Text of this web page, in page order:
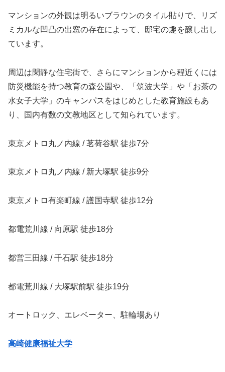
マンションの外観は明るいブラウンのタイル貼りで、リズ
ミカルな凹凸の出窓の存在によって、邸宅の趣を醸し出し
ています。
周辺は閑静な住宅街で、さらにマンションから程近くには
防災機能を持つ教育の森公園や、「筑波大学」や「お茶の
水女子大学」のキャンパスをはじめとした教育施設もあ
り、国内有数の文教地区として知られています。
東京メトロ丸ノ内線 / 茗荷谷駅 徒歩7分
東京メトロ丸ノ内線 / 新大塚駅 徒歩9分
東京メトロ有楽町線 / 護国寺駅 徒歩12分
都電荒川線 / 向原駅 徒歩18分
都営三田線 / 千石駅 徒歩18分
都電荒川線 / 大塚駅前駅 徒歩19分
オートロック、エレベーター、駐輪場あり
高崎健康福祉大学